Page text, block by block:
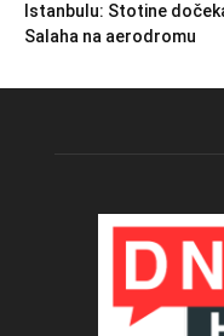
Istanbulu: Stotine
Salaha na aerodromu